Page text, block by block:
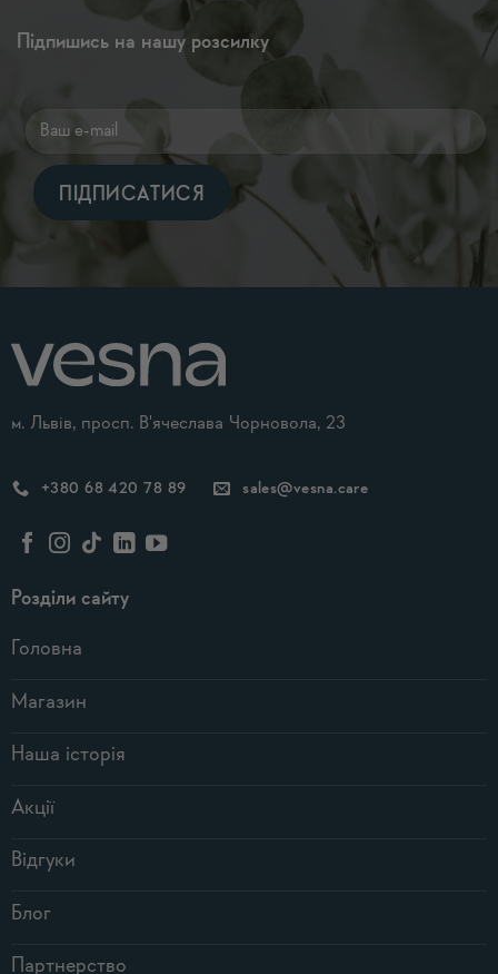
Підпишись на нашу розсилку
м. Львів, просп. В'ячеслава Чорновола, 23
+380 68 420 78 89 sales@vesna.care
Розділи сайту
Головна
Магазин
Наша історія
Акції
Відгуки
Блог
Партнерство